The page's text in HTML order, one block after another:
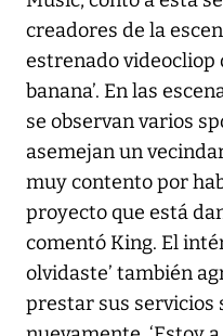
creadores de la
estrenado videocliop
banana’. En las
se observan varios
asemejan un
muy contento por
proyecto que está
comentó King. El
olvidaste’ también
prestar sus servicios